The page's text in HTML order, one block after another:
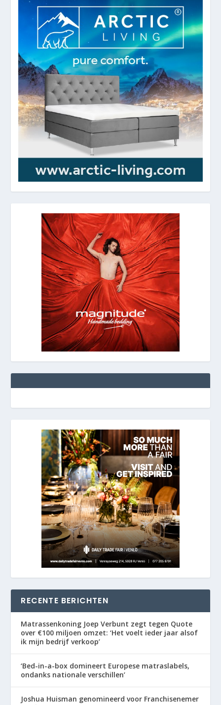
RECENTE BERICHTEN
Matrassenkoning Joep Verbunt zegt tegen Quote
over €100 miljoen omzet: ‘Het voelt ieder jaar alsof
ik mijn bedrijf verkoop’
‘Bed-in-a-box domineert Europese matraslabels,
ondanks nationale verschillen’
Joshua Huisman genomineerd voor Franchisenemer